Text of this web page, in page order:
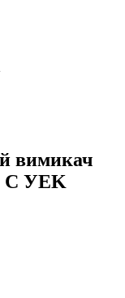
вимикач
С УEK